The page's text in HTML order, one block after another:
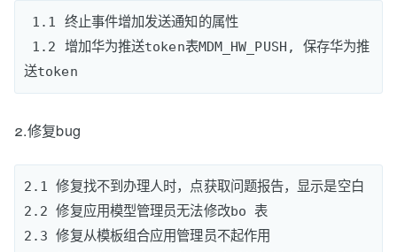
2.修复bug
2.1 修复找不到办理人时，点获取问题报告，显示是空白
2.2 修复应用模型管理员无法修改bo 表
2.3 修复从模板组合应用管理员不起作用